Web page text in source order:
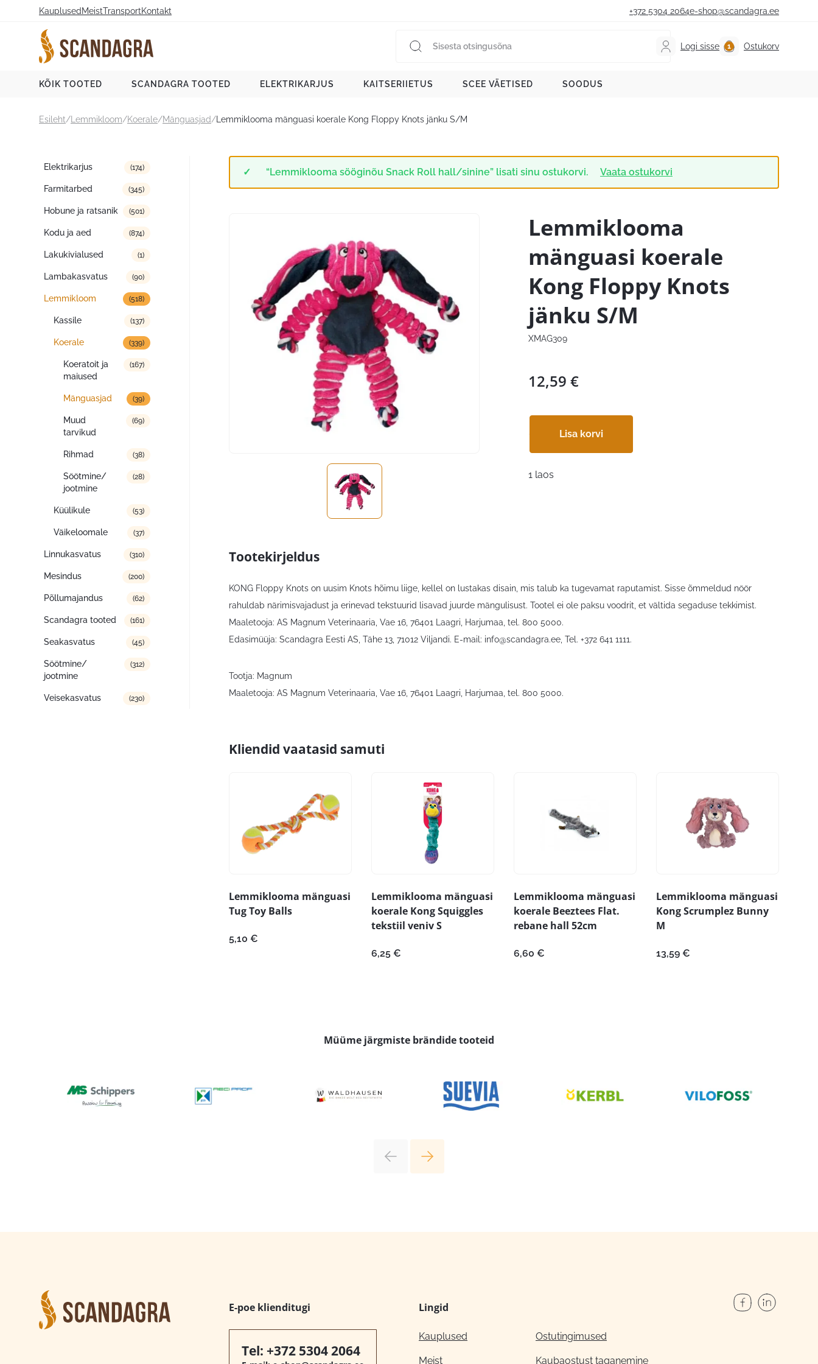
Kauplused MeistTransportKontakt +372 5304 2064e-shop@scandagra.ee
Logi sisse Ostukorv
KÕIK TOOTED SCANDAGRA TOOTED ELEKTRIKARJUS KAITSERIIETUS SCEE VÄETISED SOODUS
Esileht/ Lemmikloom/Koerale/Mänguasjad/ Lemmiklooma mänguasi koerale Kong Floppy Knots jänku S/M
Tootekategooriad
Elektrikarjus (174)
Farmitarbed (345)
Hobune ja ratsanik (501)
Kodu ja aed (874)
Lakukivialused (1)
Lambakasvatus (90)
Lemmikloom (518)
Kassile (137)
Koerale (339)
Koeratoit ja
maiused
(167)
Mänguasjad (39)
Muud
tarvikud
(69)
Rihmad (38)
Söötmine/
jootmine
(28)
Küülikule (53)
Väikeloomale (37)
Linnukasvatus (310)
Mesindus (200)
Põllumajandus (62)
Scandagra tooted (161)
Seakasvatus (45)
Söötmine/
jootmine
(312)
Veisekasvatus (230)
“Lemmiklooma sööginõu Snack Roll hall/sinine” lisati sinu ostukorvi. Vaata ostukorvi
Lemmiklooma
mänguasi koerale
Kong Floppy Knots
jänku S/M
XMAG309
12,59 €
Lisa korvi
1 laos
Tootekirjeldus
KONG Floppy Knots on uusim Knots hõimu liige, kellel on lustakas disain, mis talub ka tugevamat raputamist. Sisse õmmeldud nöör
rahuldab närimisvajadust ja erinevad tekstuurid lisavad juurde mängulisust. Tootel ei ole paksu voodrit, et vältida segaduse tekkimist.
Maaletooja: AS Magnum Veterinaaria, Vae 16, 76401 Laagri, Harjumaa, tel. 800 5000.
Edasimüüja: Scandagra Eesti AS, Tähe 13, 71012 Viljandi. E-mail: info@scandagra.ee , Tel. +372 641 1111.
Tootja: Magnum
Maaletooja: AS Magnum Veterinaaria, Vae 16, 76401 Laagri, Harjumaa, tel. 800 5000.
Kliendid vaatasid samuti
Lemmiklooma mänguasi
Tug Toy Balls
5,10 €
Lemmiklooma mänguasi
koerale Kong Squiggles
tekstiil veniv S
6,25 €
Lemmiklooma mänguasi
koerale Beeztees Flat.
rebane hall 52cm
6,60 €
Lemmiklooma mänguasi
Kong Scrumplez Bunny
M
13,59 €
Müüme järgmiste brändide tooteid
E-poe klienditugi
Tel: +372 5304 2064
Lingid
Kauplused
Meist
Ostutingimused
Kaubaostust taganemine